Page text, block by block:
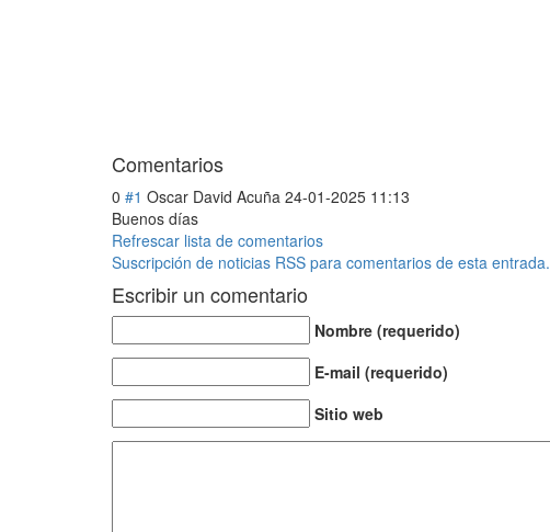
Comentarios
0 #1 Oscar David Acuña 24-01-2025 11:13
Buenos días
Refrescar lista de comentarios
Suscripción de noticias RSS para comentarios de esta entrada.
Escribir un comentario
Nombre (requerido)
E-mail (requerido)
Sitio web